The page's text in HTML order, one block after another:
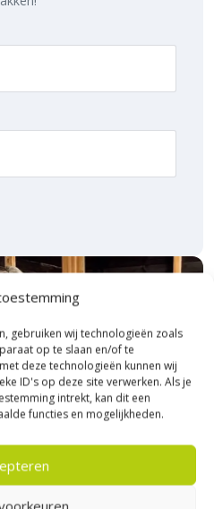
gebruiken wij technologieën zoals
op te slaan en/of te
deze technologieën kunnen wij
ID's op deze site verwerken. Als je
intrekt, kan dit een
functies en mogelijkheden.
met voeg gelegd. Dat wil zeggen
af door af te sluiten met
snelle levering
je deSolidSquare tegels
voor jouw project. Ontdek